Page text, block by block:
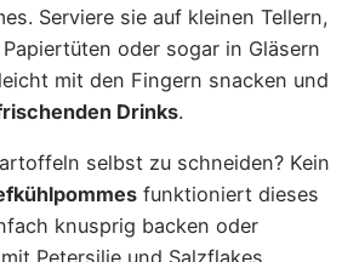
Serviere sie auf kleinen Tellern,
oder sogar in Gläsern
mit den Fingern snacken und
Drinks.
selbst zu schneiden? Kein
funktioniert dieses
knusprig backen oder